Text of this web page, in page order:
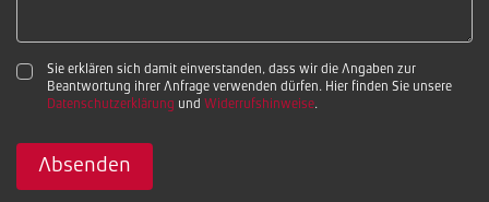
Sie erklären sich damit einverstanden, dass wir die Angaben zur
Beantwortung ihrer Anfrage verwenden dürfen. Hier finden Sie unsere
Datenschutzerklärung und Widerrufshinweise.
Absenden